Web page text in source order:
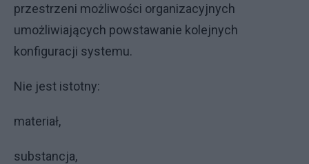
przestrzeni możliwości organizacyjnych
umożliwiających powstawanie kolejnych
konfiguracji systemu.
Nie jest istotny:
materiał,
substancja,